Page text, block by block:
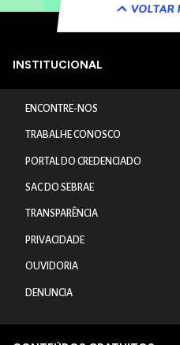
VOLTAR
INSTITUCIONAL
ENCONTRE-NOS
TRABALHE CONOSCO
PORTAL DO CREDENCIADO
SAC DO SEBRAE
TRANSPARÊNCIA
PRIVACIDADE
OUVIDORIA
DENUNCIA